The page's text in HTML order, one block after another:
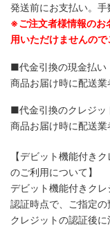
発送前にお支払い。手
※ご注文者様情報のお
用いただけませんので
■代金引換の現金払い
商品お届け時に配送業
■代金引換のクレジ
商品お届け時に配送業
【デビット機能付き
のご利用について】
デビット機能付きク
認証時点で、ご指定の
クレジットの認証後